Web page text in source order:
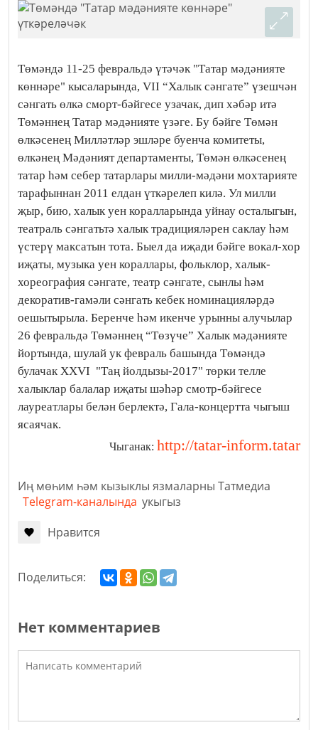
Төмәндә 11-25 февральдә үтәчәк "Татар мәдәнияте
көннәре" кысаларында, VII “Халык сәнгате” үзешчән
сәнгать өлкә сморт-бәйгесе узачак, дип хәбәр итә
Төмәннең Татар мәдәнияте үзәге. Бу бәйге Төмән
өлкәсенең Милләтләр эшләре буенча комитеты,
өлкәнең Мәдәният департаменты, Төмән өлкәсенең
татар һәм себер татарлары милли-мәдәни мохтарияте
тарафыннан 2011 елдан үткәрелеп килә. Ул милли
җыр, бию, халык уен коралларында уйнау осталыгын,
театраль сәнгатьтә халык традицияләрен саклау һәм
үстерү максатын тота. Быел да иҗади бәйге вокал-хор
иҗаты, музыка уен кораллары, фольклор, халык-
хореография сәнгате, театр сәнгате, сынлы һәм
декоратив-гамәли сәнгать кебек номинацияләрдә
оешытырыла. Беренче һәм икенче урынны алучылар
26 февральдә Төмәннең “Төзүче” Халык мәдәнияте
йортында, шулай ук февраль башында Төмәндә
булачак XXVI "Таң йолдызы-2017" төрки телле
халыклар балалар иҗаты шәһәр смотр-бәйгесе
лауреатлары белән берлектә, Гала-концертта чыгыш
ясаячак.
Чыганак: http://tatar-inform.tatar
Иң мөһим һәм кызыклы язмаларны Татмедиа
Telegram-каналында укыгыз
Нравится
Поделиться:
Нет комментариев